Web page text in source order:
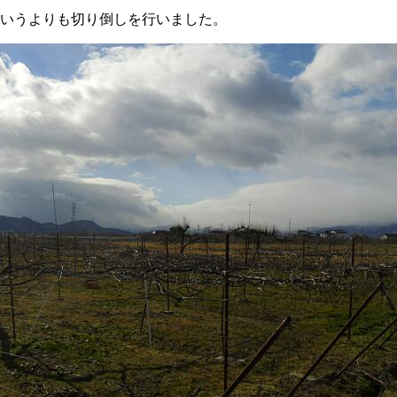
うよりも切り倒しを行いました。